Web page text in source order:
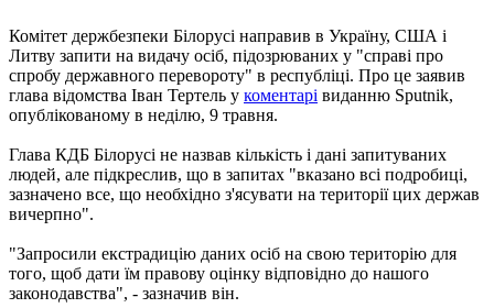
Комітет держбезпеки Білорусі направив в Україну, США і
Литву запити на видачу осіб, підозрюваних у "справі про
спробу державного перевороту" в республіці. Про це заявив
глава відомства Іван Тертель у коментарі виданню Sputnik,
опублікованому в неділю, 9 травня.
Глава КДБ Білорусі не назвав кількість і дані запитуваних
людей, але підкреслив, що в запитах "вказано всі подробиці,
зазначено все, що необхідно з'ясувати на території цих держав
вичерпно".
"Запросили екстрадицію даних осіб на свою територію для
того, щоб дати їм правову оцінку відповідно до нашого
законодавства", - зазначив він.